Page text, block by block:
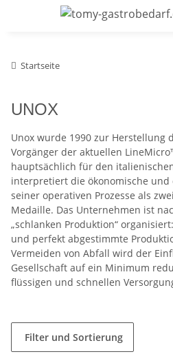
Startseite
UNOX
Unox wurde 1990 zur Herstellung
Vorgänger der aktuellen
hauptsächlich für den
interpretiert die ökonomische und
seiner operativen Prozesse als
Medaille. Das Unternehmen ist
„schlanken Produktion“
und perfekt abgestimmte
Vermeiden von Abfall wird der
Gesellschaft auf ein Minimum
flüssigen und schnellen
Filter und Sortierung